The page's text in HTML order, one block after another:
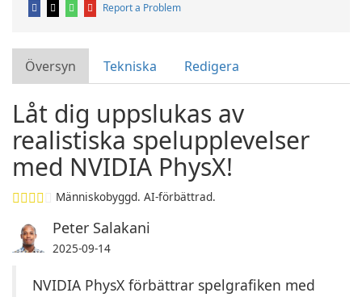
Report a Problem
Översyn Tekniska Redigera
Låt dig uppslukas av
realistiska spelupplevelser
med NVIDIA PhysX!
Människobyggd. AI-förbättrad.
Peter Salakani
2025-09-14
NVIDIA PhysX förbättrar spelgrafiken med